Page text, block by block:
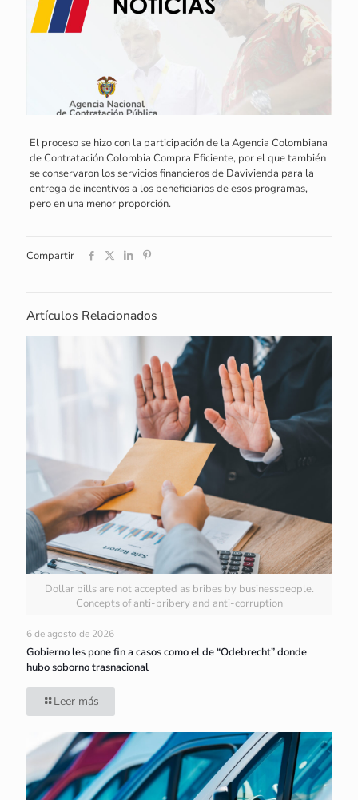
El proceso se hizo con la participación de la Agencia Colombiana
de Contratación Colombia Compra Eficiente, por el que también
se conservaron los servicios financieros de Davivienda para la
entrega de incentivos a los beneficiarios de esos programas,
pero en una menor proporción.
Compartir
Artículos Relacionados
Dollar bills are not accepted as bribes by businesspeople.
Concepts of anti-bribery and anti-corruption
6 de agosto de 2026
Gobierno les pone fin a casos como el de “Odebrecht” donde
hubo soborno trasnacional
Leer más